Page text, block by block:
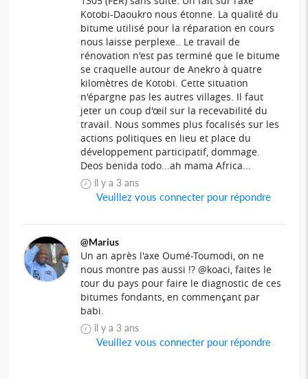
Kotobi-Daoukro nous étonne. La qualité du
bitume utilisé pour la réparation en cours
nous laisse perplexe.. Le travail de
rénovation n'est pas terminé que le bitume
se craquelle autour de Anekro à quatre
kilomètres de Kotobi. Cette situation
n'épargne pas les autres villages. Il faut
jeter un coup d'œil sur la recevabilité du
travail. Nous sommes plus focalisés sur les
actions politiques en lieu et place du
développement participatif, dommage.
Deos benida todo...ah mama Africa...
il y a 3 ans
Veuillez vous connecter pour répondre
@Marius
Un an après l'axe Oumé-Toumodi, on ne
nous montre pas aussi !? @koaci, faites le
tour du pays pour faire le diagnostic de ces
bitumes fondants, en commençant par
babi.
il y a 3 ans
Veuillez vous connecter pour répondre